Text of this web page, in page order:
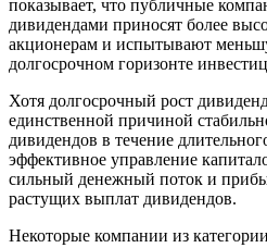
показывает, что публичные
дивидендами приносят более
акционерам и испытывают
долгосрочном горизонте
Хотя долгосрочный рост
единственной причиной
дивидендов в течение
эффективное управление
сильный денежный поток и
растущих выплат дивидендов.
Некоторые компании из